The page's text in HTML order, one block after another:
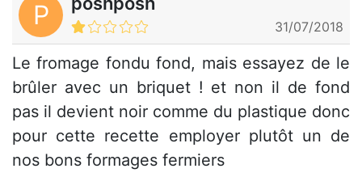
P 31/07/2018
Le fromage fondu fond, mais essayez de le
brûler avec un briquet ! et non il de fond
pas il devient noir comme du plastique donc
pour cette recette employer plutôt un de
nos bons formages fermiers